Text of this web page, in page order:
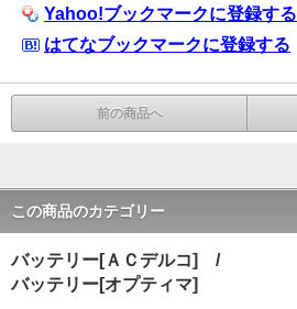
Yahoo!ブックマークに登録する
はてなブックマークに登録する
前の商品へ
この商品のカテゴリー
バッテリー[ＡＣデルコ] /
バッテリー[オプティマ]